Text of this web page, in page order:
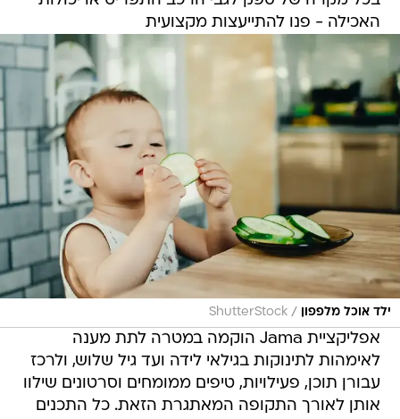
האכילה - פנו להתייעצות מקצועית
ילד אוכל מלפפון /
ShutterStock
אפליקציית Jama הוקמה במטרה לתת מענה
לאימהות לתינוקות בגילאי לידה ועד גיל שלוש, ולרכז
עבורן תוכן, פעילויות, טיפים ממומחים וסרטונים שילוו
אותן לאורך התקופה המאתגרת הזאת. כל התכנים